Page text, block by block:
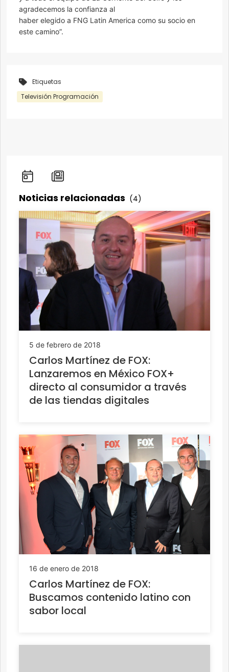
agradecemos la confianza al
haber elegido a FNG Latin America como su socio en
este camino”.
Etiquetas
Televisión Programación
Noticias relacionadas (4)
5 de febrero de 2018
Carlos Martínez de FOX:
Lanzaremos en México FOX+
directo al consumidor a través
de las tiendas digitales
16 de enero de 2018
Carlos Martínez de FOX:
Buscamos contenido latino con
sabor local